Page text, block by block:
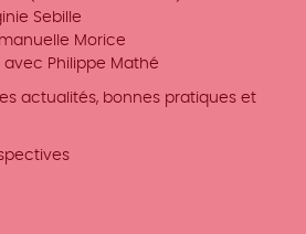
Sebille
Morice
Philippe Mathé
actualités, bonnes pratiques et